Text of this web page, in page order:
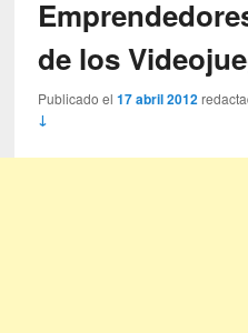
de los
Publicado el17 abril 2012
↓